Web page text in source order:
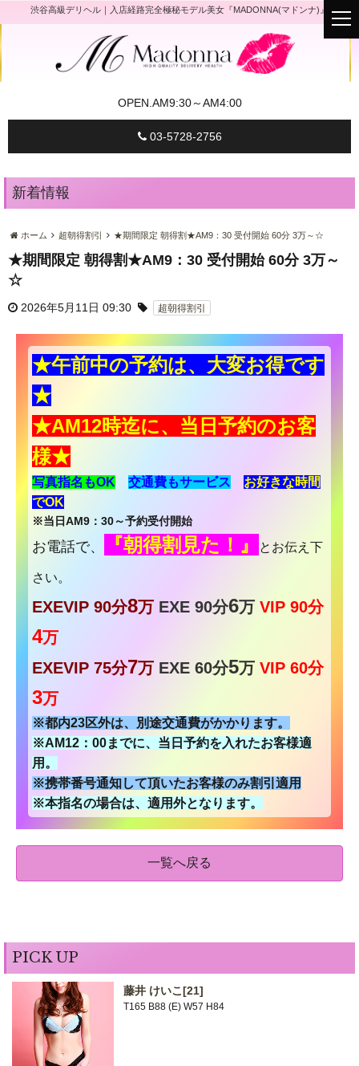
渋谷高級デリヘル｜入店経路完全極秘モデル美女『MADONNA(マドンナ)』
OPEN. AM9:30～AM4:00
03-5728-2756
新着情報
ホーム 超朝得割引 ★期間限定 朝得割★AM9：30 受付開始 60分 3万～☆
★期間限定 朝得割★AM9：30 受付開始 60分 3万～
☆
2026年5月11日 09:30 超朝得割引
★午前中の予約は、大変お得です
★
★AM12時迄に、当日予約のお客
様★
写真指名もOK 交通費もサービス お好きな時間
でOK
※当日AM9：30～予約受付開始
お電話で、 『朝得割見た！』 とお伝え下
さい。
EXEVIP 90分8万 EXE 90分6万 VIP 90分
4万
EXEVIP 75分7万 EXE 60分5万 VIP 60分
3万
※都内23区外は、別途交通費がかかります。
※AM12：00までに、当日予約を入れたお客様適
用。
※携帯番号通知して頂いたお客様のみ割引適用
※本指名の場合は、適用外となります。
一覧へ戻る
PICK UP
藤井 けいこ[21]
T165 B88 (E) W57 H84
t
o
g
i
t